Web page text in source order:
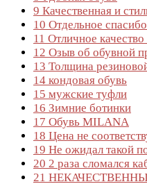
9 Качественная и
10 Отдельное
11 Отличное
12 Озыв об обувной
13 Толщина
14 кондовая обувь
15 мужские туфли
16 Зимние ботинки
17 Обувь MILANA
18 Цена не
19 Не ожидал такой
20 2 раза сломался
21